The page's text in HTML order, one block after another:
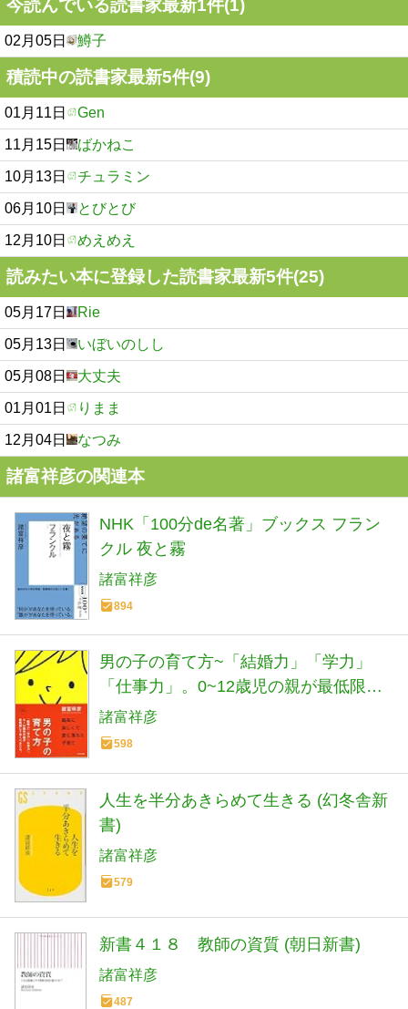
今読んでいる読書家最新1件(1)
02月05日 鱒子
積読中の読書家最新5件(9)
01月11日 Gen
11月15日 ばかねこ
10月13日 チュラミン
06月10日 とびとび
12月10日 めえめえ
読みたい本に登録した読書家最新5件(25)
05月17日 Rie
05月13日 いぼいのしし
05月08日 大丈夫
01月01日 りまま
12月04日 なつみ
諸富祥彦の関連本
NHK「100分de名著」ブックス フラン
クル 夜と霧
諸富祥彦
894
男の子の育て方~「結婚力」「学力」
「仕事力」。0~12歳児の親が最低限し
ておくべきこと。~
諸富祥彦
598
人生を半分あきらめて生きる (幻冬舎新
書)
諸富祥彦
579
新書４１８ 教師の資質 (朝日新書)
諸富祥彦
487